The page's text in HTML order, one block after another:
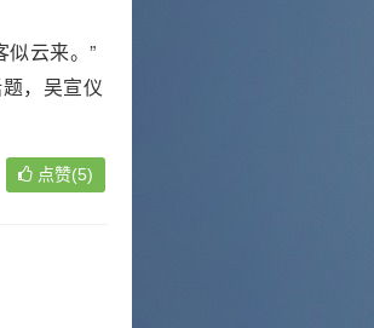
云来。”
，吴宣仪
点赞(5)